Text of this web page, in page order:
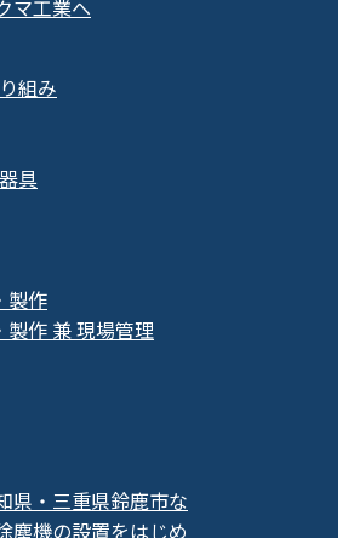
組み
具
製作
製作 兼 現場管理